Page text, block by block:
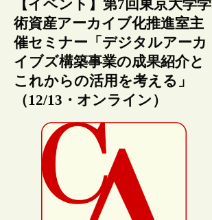
【イベント】第7回東京大学学
術資産アーカイブ化推進室主
催セミナー「デジタルアーカ
イブズ構築事業の成果紹介と
これからの活用を考える」
（12/13・オンライン）